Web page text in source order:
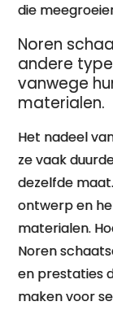
die
Noren
andere
vanwege
materialen.
Het nadeel
ze vaak
dezelfde
ontwerp en
materialen.
Noren
en prestaties
maken voor